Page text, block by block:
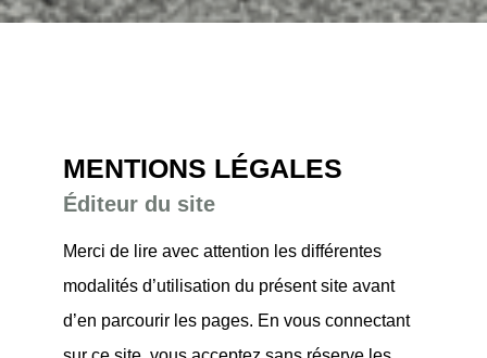
MENTIONS LÉGALES
Éditeur du site
Merci de lire avec attention les différentes
modalités d’utilisation du présent site avant
d’en parcourir les pages. En vous connectant